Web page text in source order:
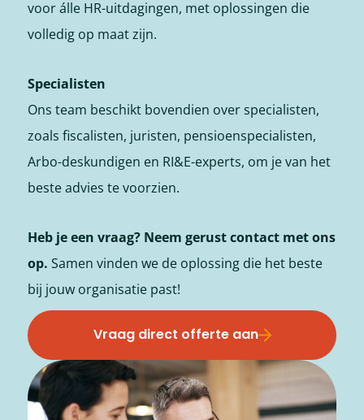
voor álle HR-uitdagingen, met oplossingen die
volledig op maat zijn.
Specialisten
Ons team beschikt bovendien over specialisten,
zoals fiscalisten, juristen, pensioenspecialisten,
Arbo-deskundigen en RI&E-experts, om je van het
beste advies te voorzien.
Heb je een vraag? Neem gerust contact met ons
op. Samen vinden we de oplossing die het beste
bij jouw organisatie past!
Vraag direct offerte aan